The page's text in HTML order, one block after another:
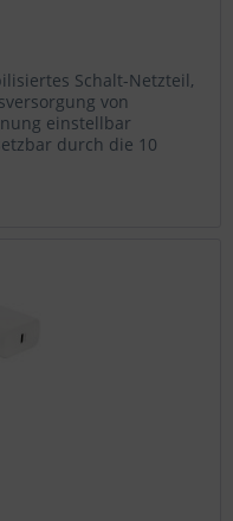
Schalt-Netzteil,
von
einstellbar
durch die 10